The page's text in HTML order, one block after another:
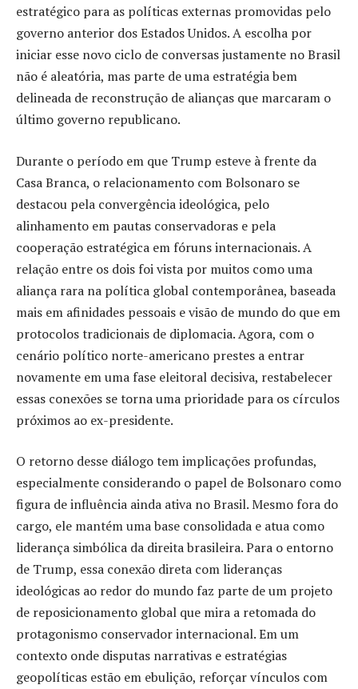
estratégico para as políticas externas promovidas pelo
governo anterior dos Estados Unidos. A escolha por
iniciar esse novo ciclo de conversas justamente no Brasil
não é aleatória, mas parte de uma estratégia bem
delineada de reconstrução de alianças que marcaram o
último governo republicano.
Durante o período em que Trump esteve à frente da
Casa Branca, o relacionamento com Bolsonaro se
destacou pela convergência ideológica, pelo
alinhamento em pautas conservadoras e pela
cooperação estratégica em fóruns internacionais. A
relação entre os dois foi vista por muitos como uma
aliança rara na política global contemporânea, baseada
mais em afinidades pessoais e visão de mundo do que em
protocolos tradicionais de diplomacia. Agora, com o
cenário político norte-americano prestes a entrar
novamente em uma fase eleitoral decisiva, restabelecer
essas conexões se torna uma prioridade para os círculos
próximos ao ex-presidente.
O retorno desse diálogo tem implicações profundas,
especialmente considerando o papel de Bolsonaro como
figura de influência ainda ativa no Brasil. Mesmo fora do
cargo, ele mantém uma base consolidada e atua como
liderança simbólica da direita brasileira. Para o entorno
de Trump, essa conexão direta com lideranças
ideológicas ao redor do mundo faz parte de um projeto
de reposicionamento global que mira a retomada do
protagonismo conservador internacional. Em um
contexto onde disputas narrativas e estratégias
geopolíticas estão em ebulição, reforçar vínculos com